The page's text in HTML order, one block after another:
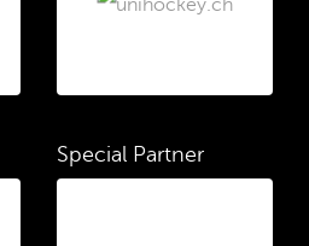
Special Partner